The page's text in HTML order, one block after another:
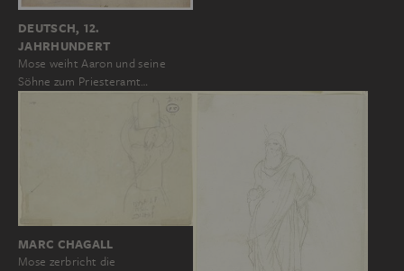
DEUTSCH, 12.
JAHRHUNDERT
Mose weiht Aaron und seine
Söhne zum Priesteramt…
MARC CHAGALL
Mose zerbricht die